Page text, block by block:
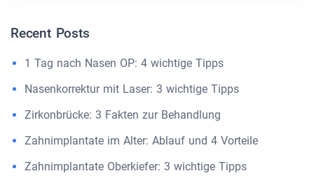
Recent Posts
1 Tag nach Nasen OP: 4 wichtige Tipps
Nasenkorrektur mit Laser: 3 wichtige Tipps
Zirkonbrücke: 3 Fakten zur Behandlung
Zahnimplantate im Alter: Ablauf und 4 Vorteile
Zahnimplantate Oberkiefer: 3 wichtige Tipps